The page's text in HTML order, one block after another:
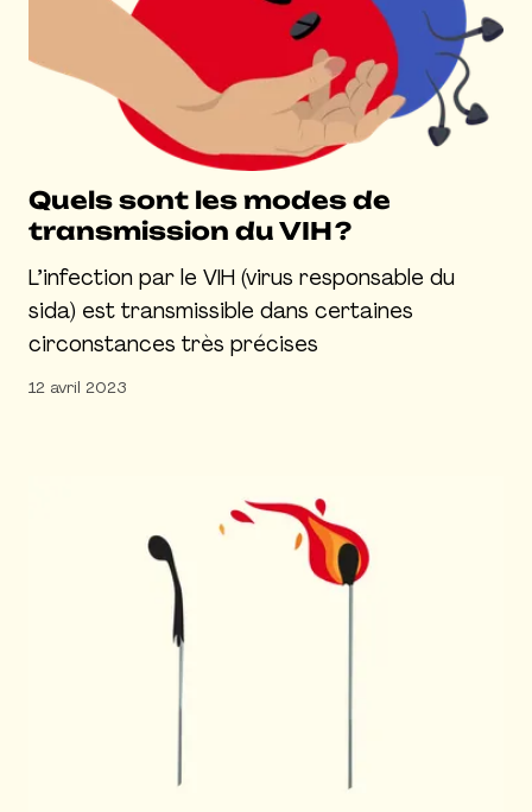
Quels sont les modes de
transmission du VIH ?
L’infection par le VIH (virus responsable du
sida) est transmissible dans certaines
circonstances très précises
12 avril 2023